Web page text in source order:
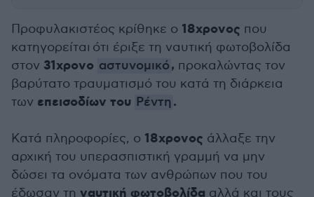
Προφυλακιστέος κρίθηκε ο 18χρονος που
κατηγορείται ότι έριξε τη ναυτική φωτοβολίδα
στον 31χρονο αστυνομικό, προκαλώντας τον
βαρύτατο τραυματισμό του κατά τη διάρκεια
των επεισοδίων του Ρέντη.
Κατά πληροφορίες, ο 18χρονος άλλαξε την
αρχική του υπερασπιστική γραμμή να μην
δώσει τα ονόματα των ανθρώπων που του
έδωσαν τη ναυτική φωτοβολίδα αλλά και τους